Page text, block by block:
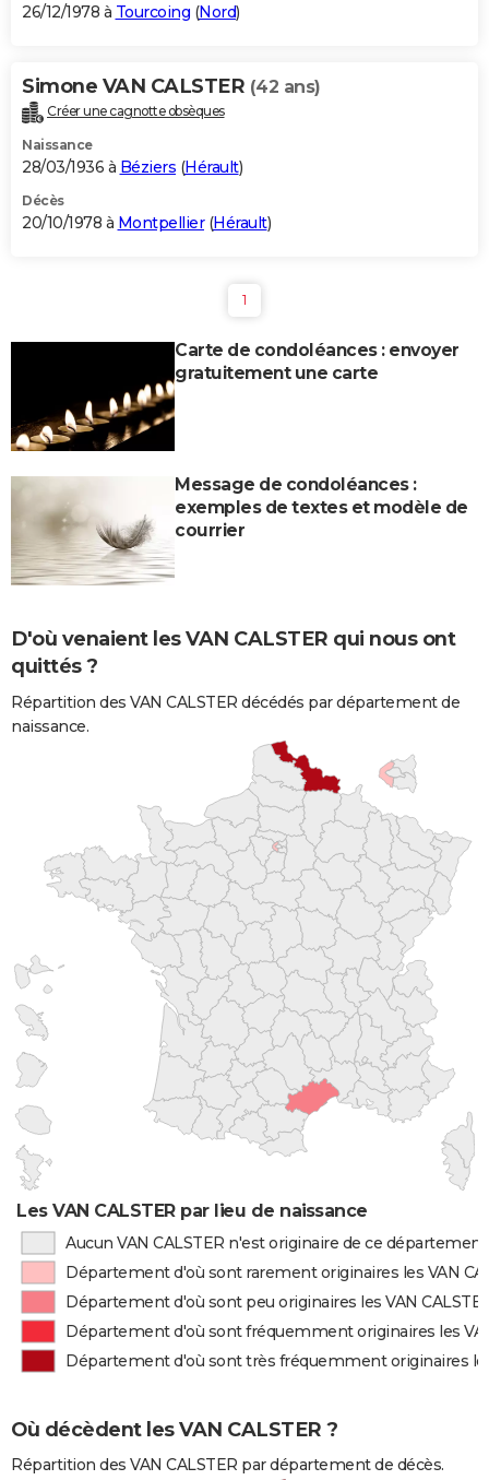
26/12/1978 à Tourcoing (Nord)
Simone VAN CALSTER (42 ans)
Créer une cagnotte obsèques
Naissance
28/03/1936 à Béziers (Hérault)
Décès
20/10/1978 à Montpellier(Hérault)
1
Carte de condoléances : envoyer
gratuitement une carte
Message de condoléances :
exemples de textes et modèle de
courrier
D'où venaient les VAN CALSTER qui nous ont
quittés ?
Répartition des VAN CALSTER décédés par département de
naissance.
Les VAN CALSTER par lieu de naissance
Aucun VAN CALSTER n'est originaire de ce département
Département d'où sont rarement originaires les VAN
Département d'où sont peu originaires les VAN
Département d'où sont fréquemment originaires les
Département d'où sont très fréquemment originaires
Où décèdent les VAN CALSTER ?
Répartition des VAN CALSTER par département de décès.